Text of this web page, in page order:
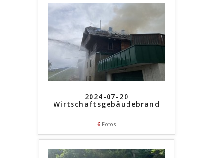
2024-07-20
Wirtschaftsgebäudebrand
6Fotos